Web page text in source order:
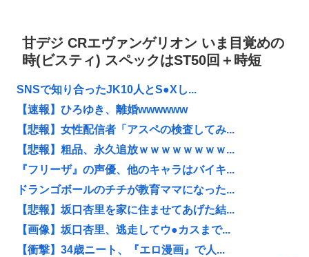
甘デジ CRエヴァンゲリオン いま目覚めの
時(ビスティ) スペックはST50回＋時短
SNSで知り合ったJK10人とS●Xし...
【速報】ひろゆき、離婚wwwwww
【悲報】女性配信者「アスペの検査してみ...
【悲報】粗品、永久追放ｗｗｗｗｗｗｗｗ...
『フリーザ』の声優、他のキャラはバイキ...
ドランゴボールのチチが教育ママになった...
【悲報】坂口杏里を家に住ませてあげた結...
【画像】坂口杏里、逃走してウ●カスまで...
【衝撃】34歳ニート、『エロ漫画』で人...